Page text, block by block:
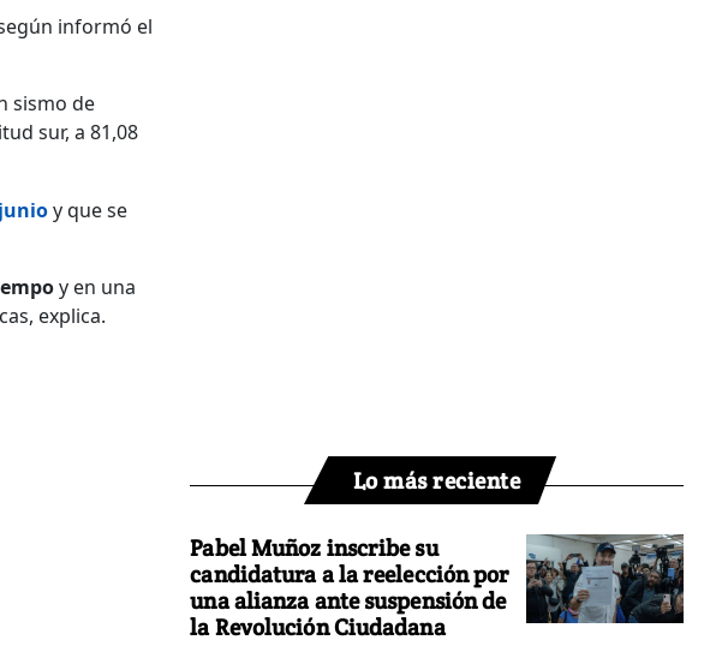
informó el
sismo de
sur, a 81,08
y que se
y en una
explica.
Lo más reciente
Pabel Muñoz inscribe su
candidatura a la reelección por
una alianza ante suspensión de
la Revolución Ciudadana